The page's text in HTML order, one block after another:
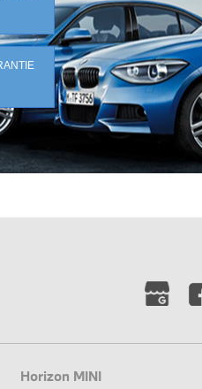
Horizon MINI